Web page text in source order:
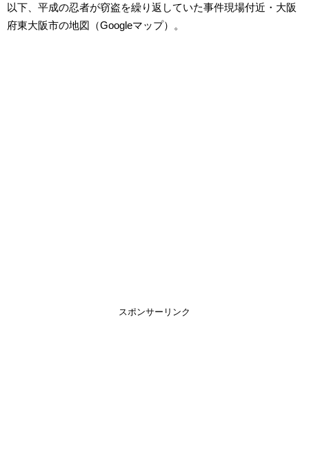
以下、平成の忍者が窃盗を繰り返していた事件現場付近・大阪
府東大阪市の地図（Googleマップ）。
スポンサーリンク